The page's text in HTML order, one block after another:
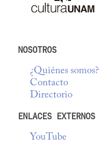
NOSOTROS
¿Quiénes somos?
Contacto
Directorio
ENLACES EXTERNOS
YouTube